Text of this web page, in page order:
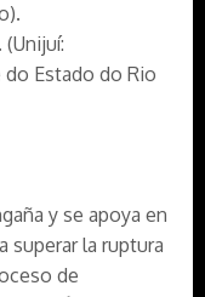
Estado do Rio
y se apoya en
superar la ruptura
de